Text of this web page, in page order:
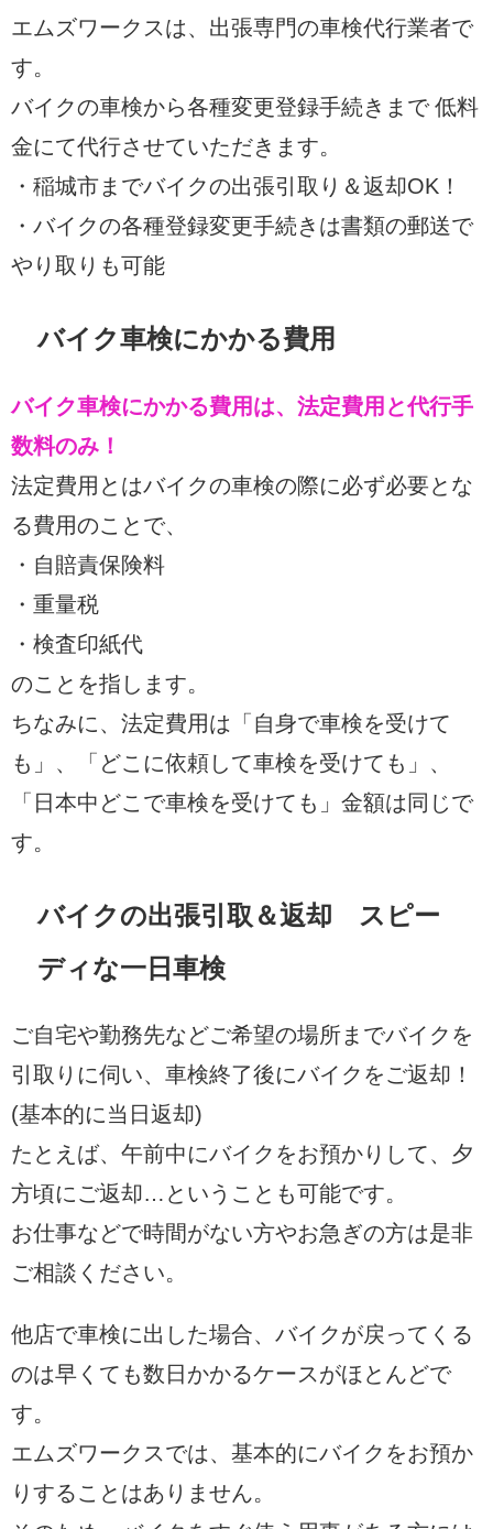
エムズワークスは、出張専門の車検代行業者で
す。
バイクの車検から各種変更登録手続きまで 低料
金にて代行させていただきます。
・稲城市までバイクの出張引取り＆返却OK！
・バイクの各種登録変更手続きは書類の郵送で
やり取りも可能
バイク車検にかかる費用
バイク車検にかかる費用は、法定費用と代行手
数料のみ！
法定費用とはバイクの車検の際に必ず必要とな
る費用のことで、
・自賠責保険料
・重量税
・検査印紙代
のことを指します。
ちなみに、法定費用は「自身で車検を受けて
も」、「どこに依頼して車検を受けても」、
「日本中どこで車検を受けても」金額は同じで
す。
バイクの出張引取＆返却 スピー
ディな一日車検
ご自宅や勤務先などご希望の場所までバイクを
引取りに伺い、車検終了後にバイクをご返却！
(基本的に当日返却)
たとえば、午前中にバイクをお預かりして、夕
方頃にご返却…ということも可能です。
お仕事などで時間がない方やお急ぎの方は是非
ご相談ください。
他店で車検に出した場合、バイクが戻ってくる
のは早くても数日かかるケースがほとんどで
す。
エムズワークスでは、基本的にバイクをお預か
りすることはありません。